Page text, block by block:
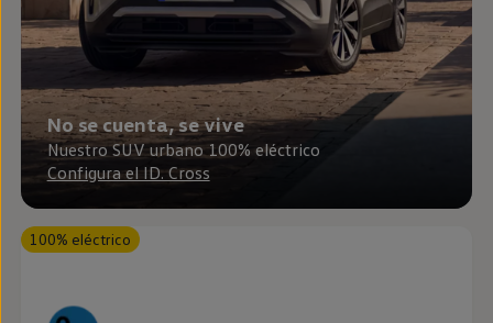
Passat
Touareg
t-roc-1
Asistencia en carretera
No se cuenta, se vive
Nuestro SUV urbano 100% eléctrico
Configura el ID. Cross
100% eléctrico